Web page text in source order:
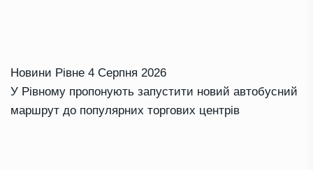
Новини Рівне 4 Серпня 2026
У Рівному пропонують запустити новий автобусний
маршрут до популярних торгових центрів